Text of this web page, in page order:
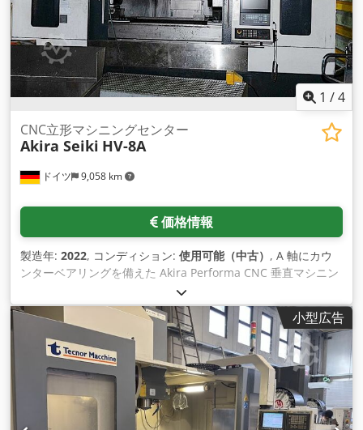
1 /4
ドイツ 9,058 km
CNC立形マシニングセンター
Akira Seiki HV-8A
価格情報
製造年: 2022, コンディション: 使用可能（中古） , A 軸にカウ
ンターベアリングを備えた Akira Performa CNC 垂直マシニン
グ センターが利用可能です。移動量 X/Y/Z:
2060mm/850mm/815mm、スピンドル-テーブル距離:
120mm-935mm、テーブル寸法 X/Y: 2150mm/800mm、最
大。テーブル荷重: 3240kg。スピンドル出力: 42kW、速度:
8000rpm、ツールホルダー: BT50、早送り X/Y/Z:
36m/36m/30m/分、位置決め精度: 0.015mm、繰り返し精度:
+/-0.005mm。ツール位置: 最大 28。ツール直径：最大
100mm/200mm。ツール長さ: 最大350mm。ツール重量:
15kg。機械寸法 X/Y: 約5000mm/3550mm、重量：約
小型広告